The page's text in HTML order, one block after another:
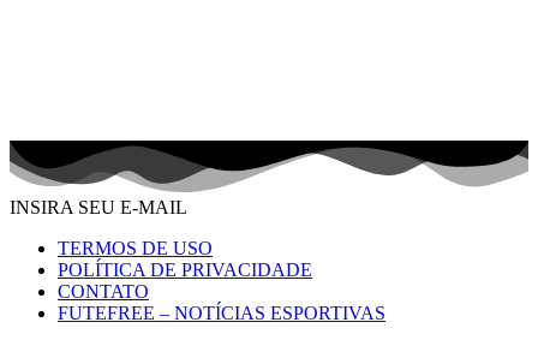
INSIRA SEU E-MAIL
TERMOS DE USO
POLÍTICA DE PRIVACIDADE
CONTATO
FUTEFREE – NOTÍCIAS ESPORTIVAS